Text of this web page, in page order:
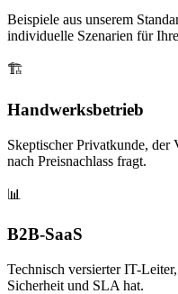
Beispiele aus unserem
individuelle Szenarien für
🏗️
Handwerksbetrieb
Skeptischer Privatkunde, der
nach Preisnachlass fragt.
📊
B2B-SaaS
Technisch versierter IT-
Sicherheit und SLA hat.